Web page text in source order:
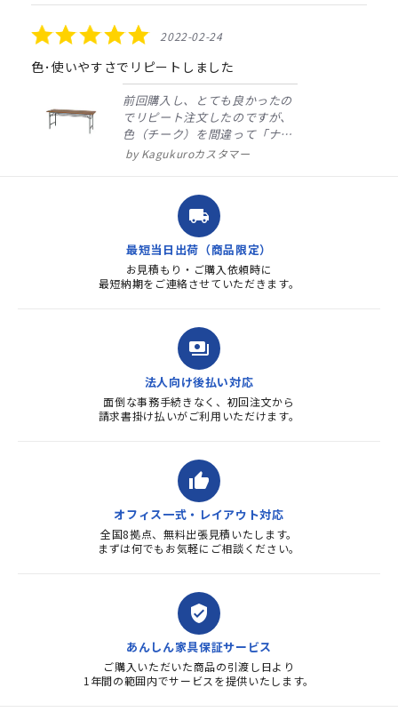
5.0
star
rating
2022-02-24
色･使いやすさでリピートしました
前回購入し、とても良かったの
でリピート注文したのですが、
色（チーク）を間違って「ナチ
ュラル」としてしまいました。
ました。商品到着も早く、品
質・使いやすさで満足していま
す。また、リピートするときは
よろしくお...
Kagukuroカスタマー
local_shipping
最短当日出荷（商品限定）
お見積もり・ご購入依頼時に
最短納期をご連絡させていただきます。
payments
法人向け後払い対応
面倒な事務手続きなく、初回注文から
請求書掛け払いがご利用いただけます。
thumb_up
オフィス一式・レイアウト対応
全国8拠点、無料出張見積いたします。
まずは何でもお気軽にご相談ください。
verified_user
あんしん家具保証サービス
ご購入いただいた商品の引渡し日より
1年間の範囲内でサービスを提供いたします。